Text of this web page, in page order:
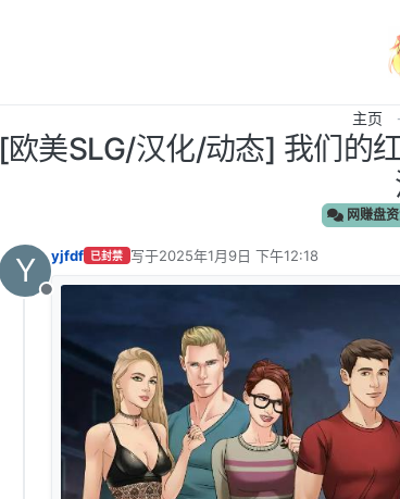
主页
[欧美SLG/汉化/动态] 我们的
网赚盘
Y
离线
yjfdf 已封禁 写于2025年1月9日 下午12:18
最后由 编辑